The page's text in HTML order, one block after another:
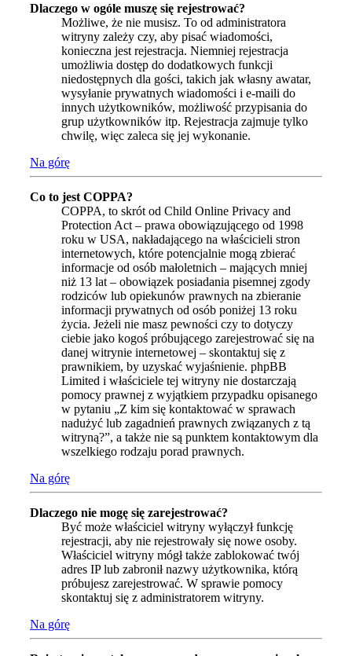
Dlaczego w ogóle muszę się rejestrować?
Możliwe, że nie musisz. To od administratora
witryny zależy czy, aby pisać wiadomości,
konieczna jest rejestracja. Niemniej rejestracja
umożliwia dostęp do dodatkowych funkcji
niedostępnych dla gości, takich jak własny awatar,
wysyłanie prywatnych wiadomości i e-maili do
innych użytkowników, możliwość przypisania do
grup użytkowników itp. Rejestracja zajmuje tylko
chwilę, więc zaleca się jej wykonanie.
Na górę
Co to jest COPPA?
COPPA, to skrót od Child Online Privacy and
Protection Act – prawa obowiązującego od 1998
roku w USA, nakładającego na właścicieli stron
internetowych, które potencjalnie mogą zbierać
informacje od osób małoletnich – mających mniej
niż 13 lat – obowiązek posiadania pisemnej zgody
rodziców lub opiekunów prawnych na zbieranie
informacji prywatnych od osób poniżej 13 roku
życia. Jeżeli nie masz pewności czy to dotyczy
ciebie jako kogoś próbującego zarejestrować się na
danej witrynie internetowej – skontaktuj się z
prawnikiem, by uzyskać wyjaśnienie. phpBB
Limited i właściciele tej witryny nie dostarczają
pomocy prawnej z wyjątkiem przypadku opisanego
w pytaniu „Z kim się kontaktować w sprawach
nadużyć lub zagadnień prawnych związanych z tą
witryną?”, a także nie są punktem kontaktowym dla
wszelkiego rodzaju porad prawnych.
Na górę
Dlaczego nie mogę się zarejestrować?
Być może właściciel witryny wyłączył funkcję
rejestracji, aby nie rejestrowały się nowe osoby.
Właściciel witryny mógł także zablokować twój
adres IP lub zabronił nazwy użytkownika, którą
próbujesz zarejestrować. W sprawie pomocy
skontaktuj się z administratorem witryny.
Na górę